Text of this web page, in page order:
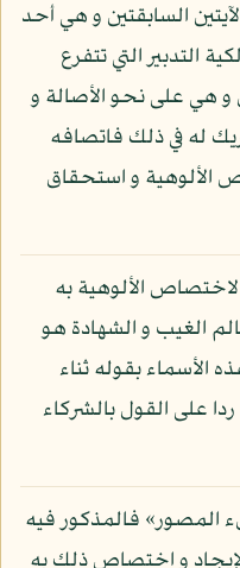
السابقتين و هي أحد
التدبير التي تتفرع
و هي على نحو الأصالة و
له في ذلك فاتصافه
الألوهية و استحقاق
لاختصاص الألوهية به
الغيب و الشهادة هو
الأسماء بقوله ثناء
على القول بالشركاء
المصور» فالمذكور فيه
و اختصاص ذلك به